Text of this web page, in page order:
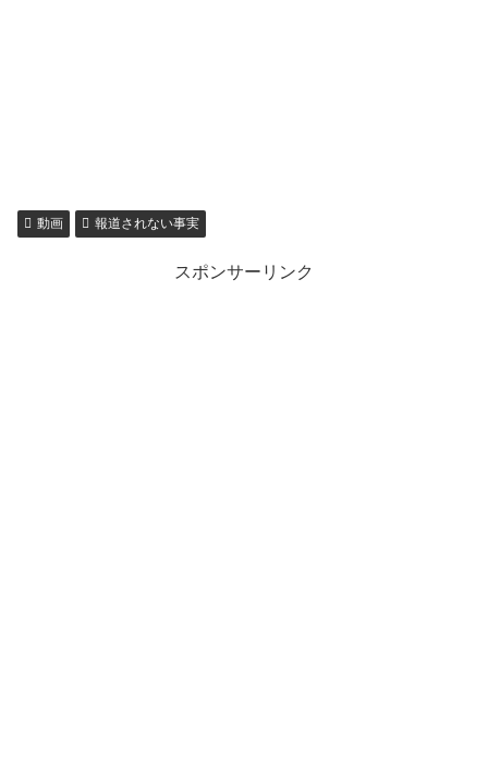
動画 報道されない事実
スポンサーリンク